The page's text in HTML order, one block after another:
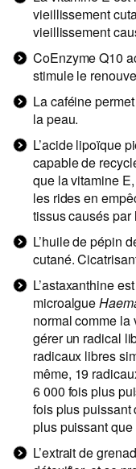
vieillissement
vieillissement
CoEnzyme Q10
stimule le
La caféine permet
la peau.
L’acide lipoïque
capable de
que la vitamine
les rides en
tissus causés par
L’huile de pépin
cutané.
L’astaxanthine
microalgue
normal comme
gérer un radical
radicaux libres
même, 19
6 000 fois plus
fois plus puissant
plus puissant
L’extrait de